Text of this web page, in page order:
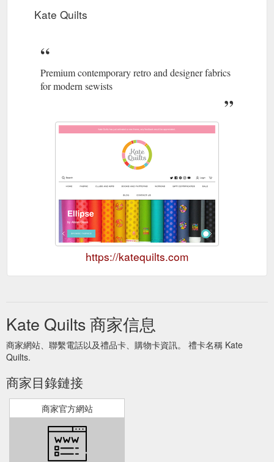
Kate Quilts
Premium contemporary retro and designer fabrics
for modern sewists
https://katequilts.com
Kate Quilts 商家信息
商家網站、聯繫電話以及禮品卡、購物卡資訊。 禮卡名稱 Kate
Quilts.
商家目錄鏈接
商家官方網站